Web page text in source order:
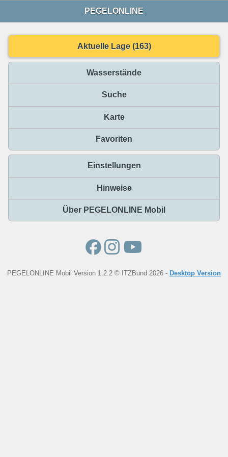
PEGELONLINE
Aktuelle Lage (163)
Wasserstände
Suche
Karte
Favoriten
Einstellungen
Hinweise
Über PEGELONLINE Mobil
PEGELONLINE Mobil Version 1.2.2 © ITZBund 2026 - Desktop Version